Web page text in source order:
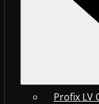
Profix LV